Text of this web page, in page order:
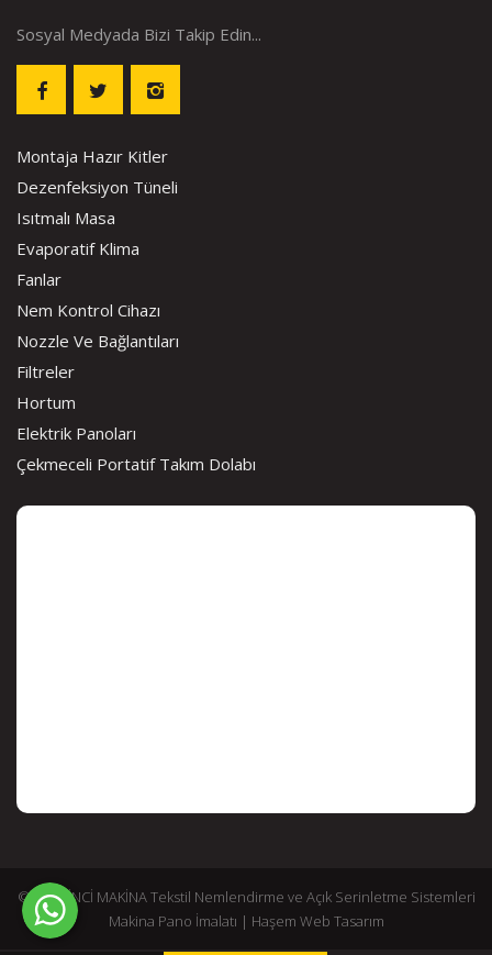
Sosyal Medyada Bizi Takip Edin...
Montaja Hazır Kitler
Dezenfeksiyon Tüneli
Isıtmalı Masa
Evaporatif Klima
Fanlar
Nem Kontrol Cihazı
Nozzle Ve Bağlantıları
Filtreler
Hortum
Elektrik Panoları
Çekmeceli Portatif Takım Dolabı
© 2026 İNCİ MAKİNA Tekstil Nemlendirme ve Açık Serinletme Sistemleri
Makina Pano İmalatı | Haşem Web Tasarım